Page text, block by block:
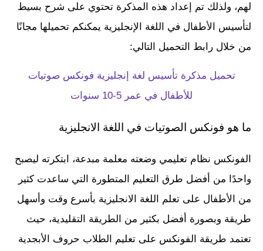
لهم، ولذلك تم إعداد هذه المذكرة تحتوي على شرح بسيط
لتأسيس الأطفال في اللغة الإنجليزية يمكنكم تحميلها مجانًا
من خلال رابط التحميل التالي:
تحميل مذكرة تأسيس لغة إنجليزية فونكس صوتيات
للأطفال في عمر 5-10 سنوات
ما هو فونكس الصوتيات في اللغة الانجليزية
الفونكس نظام تعليمي وضعته معلمة مبدعة، ابتكرته ليصبح
واحدًا من أفضل طرق التعليم المتطورة التي ساعدت كثير
من الأطفال على تعلم اللغة الانجليزية بأسرع وقت وأسهل
طريقة وبصورة أفضل بكثير من الطريقة التقليدية، حيث
تعتمد طريقة الفونكس على تعليم الطلاب حروف الأبجدية